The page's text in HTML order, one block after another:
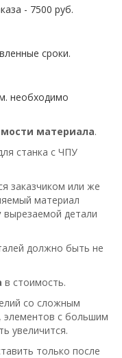
- 7500 руб.
сроки.
необходимо
материала.
станка с ЧПУ
заказчиком или же
материал
вырезаемой детали
должно быть не
в стоимость.
со сложным
элементов с большим
увеличится.
только после